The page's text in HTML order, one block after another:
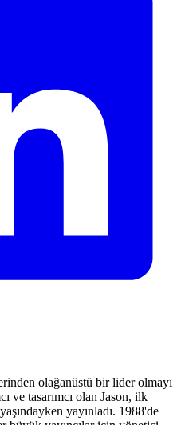
olağanüstü bir lider olmayı
ve tasarımcı olan Jason, ilk
yayınladı. 1988'de